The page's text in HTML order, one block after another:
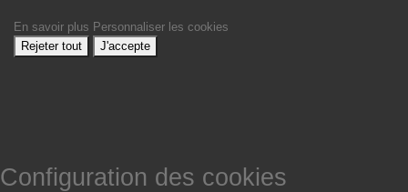
En savoir plus Personnaliser les cookies
Rejeter tout
J'accepte
Configuration des cookies